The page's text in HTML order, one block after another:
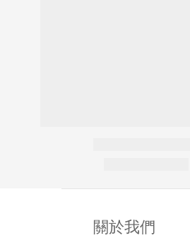
關於我們